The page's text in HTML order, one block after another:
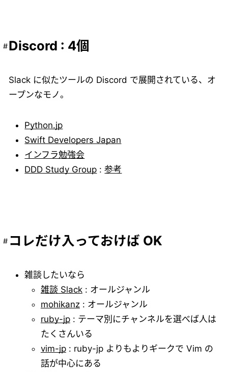
Discord : 4個
Slack に似たツールの Discord で展開されている、オ
ープンなモノ。
Python.jp
Swift Developers Japan
インフラ勉強会
DDD Study Group :参考
コレだけ入っておけば OK
雑談したいなら
雑談 Slack: オールジャンル
mohikanz: オールジャンル
ruby-jp: テーマ別にチャンネルを選べば人は
たくさんいる
vim-jp: ruby-jp よりもよりギークで Vim の
話が中心にある